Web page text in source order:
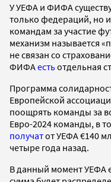
У УЕФА и ФИФА
только федераций, но
командам за участие
механизм называется
не связан со
ФИФАестьотдельная
Программа
Европейской
поощрять команды за
Евро-2024 команды, в
получатот УЕФА €140
четыре года назад.
В данный момент УЕФА